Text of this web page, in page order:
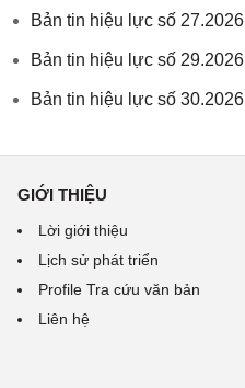
Bản tin hiệu lực số 27.2026
Bản tin hiệu lực số 29.2026
Bản tin hiệu lực số 30.2026
GIỚI THIỆU
Lời giới thiệu
Lịch sử phát triển
Profile Tra cứu văn bản
Liên hệ